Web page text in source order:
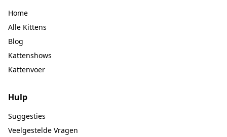
Home
Alle Kittens
Blog
Kattenshows
Kattenvoer
Hulp
Suggesties
Veelgestelde Vragen